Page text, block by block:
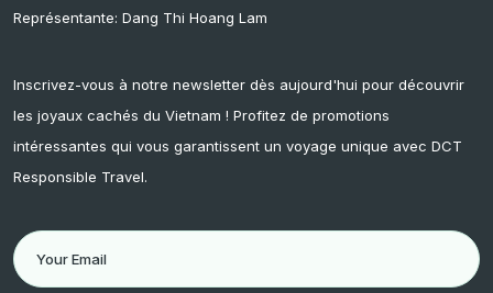
Représentante: Dang Thi Hoang Lam
Inscrivez-vous à notre newsletter dès aujourd'hui pour découvrir
les joyaux cachés du Vietnam ! Profitez de promotions
intéressantes qui vous garantissent un voyage unique avec DCT
Responsible Travel.